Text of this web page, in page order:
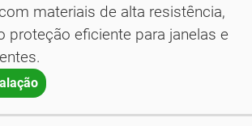
materiais de alta resistência,
proteção eficiente para janelas e